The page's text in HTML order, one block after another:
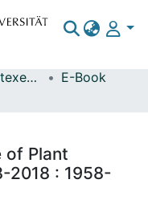
Elektronische Pflichtexemplare
E-Book
of Plant
2018 : 1958-